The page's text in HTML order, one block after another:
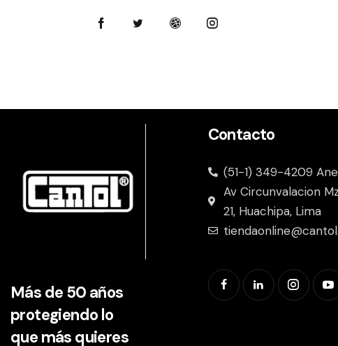
on
Más de 50 años
protegiendo lo
que más quieres
Contacto
(51-1) 349-4209
Av Circunvalacion
21, Huachipa, Lima